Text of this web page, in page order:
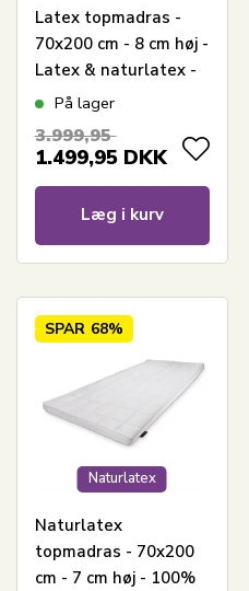
Latex topmadras -
70x200 cm - 8 cm høj -
Latex & naturlatex -
Zen sleep topmadras
På lager
3.999,95
1.499,95 DKK
Læg i kurv
Naturlatex
SPAR 68%
Naturlatex
topmadras - 70x200
cm - 7 cm høj - 100%